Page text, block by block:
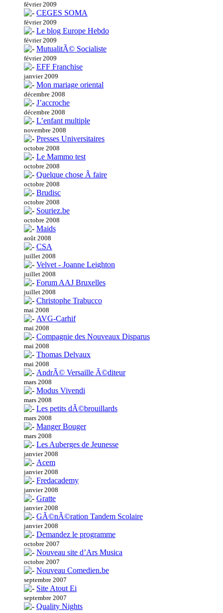
février 2009
CEGES SOMA
février 2009
Le blog Europe Hebdo
février 2009
MutualitÃ© Socialiste
février 2009
EFF Franchise
janvier 2009
Mon mariage oriental
décembre 2008
J’accroche
décembre 2008
L’enfant multiple
novembre 2008
Presses Universitaires
octobre 2008
Le Mammo test
octobre 2008
Quelque chose Ã faire
octobre 2008
Brudisc
octobre 2008
Souriez.be
octobre 2008
Maids
août 2008
CSA
juillet 2008
Velvet - Joanne Leighton
juillet 2008
Forum AAJ Bruxelles
juillet 2008
Christophe Trabucco
mai 2008
AVG-Carhif
mai 2008
Compagnie des Nouveaux Disparus
mai 2008
Thomas Delvaux
mai 2008
AndrÃ© Versaille Ã©diteur
mars 2008
Modus Vivendi
mars 2008
Les petits dÃ©brouillards
mars 2008
Manger Bouger
mars 2008
Les Auberges de Jeunesse
janvier 2008
Acem
janvier 2008
Fredacademy
janvier 2008
Gratte
janvier 2008
GÃ©nÃ©ration Tandem Scolaire
janvier 2008
Demandez le programme
octobre 2007
Nouveau site d’Ars Musica
octobre 2007
Nouveau Comedien.be
septembre 2007
Site Atout Ei
septembre 2007
Quality Nights